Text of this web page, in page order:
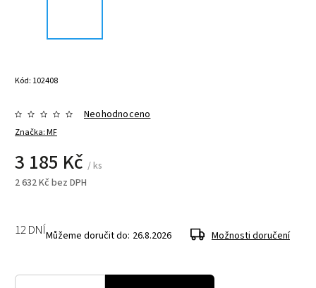
Kód: 102408
Značka:MF
Neohodnoceno
3 185 Kč / ks
2 632 Kč bez DPH
12 DNÍMůžeme doručit do: 26.8.2026 Možnosti doručení